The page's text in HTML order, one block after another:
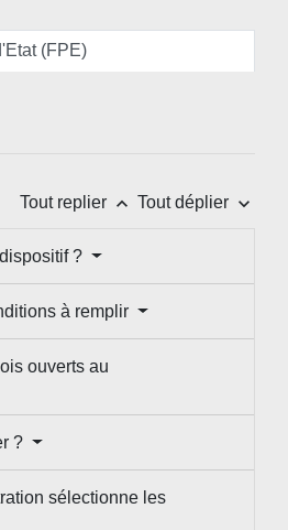
(FPE)
Tout replier keyboard_arrow_up Tout déplier keyboard_arrow_down
?
à remplir
ouverts au
?
sélectionne les